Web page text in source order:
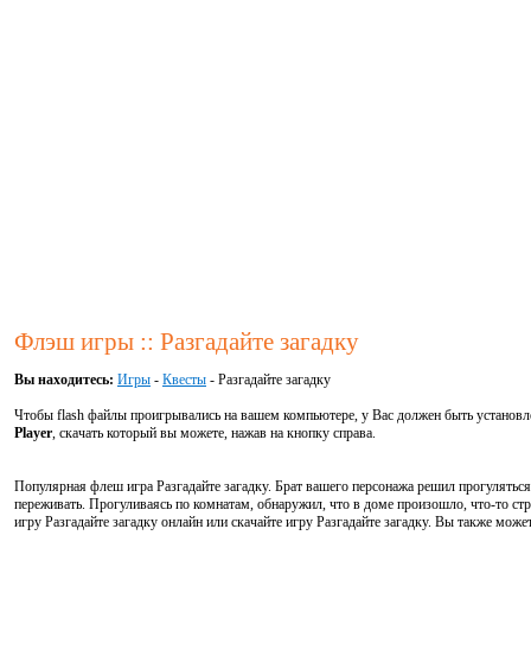
Флэш игры :: Разгадайте загадку
Вы находитесь: Игры - Квесты - Разгадайте загадку
Чтобы flash файлы проигрывались на вашем компьютере, у Вас должен быть
Player, скачать который вы можете, нажав на кнопку справа.
Популярная флеш игра Разгадайте загадку. Брат вашего персонажа решил
переживать. Прогуливаясь по комнатам, обнаружил, что в доме произошло, что-то
игру Разгадайте загадку онлайн или скачайте игру Разгадайте загадку. Вы также